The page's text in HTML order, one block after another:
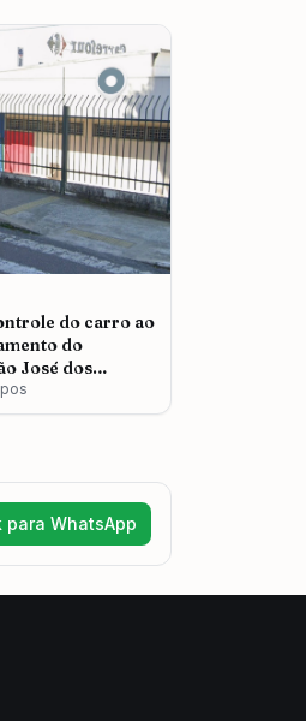
do carro ao
do
José dos
para WhatsApp